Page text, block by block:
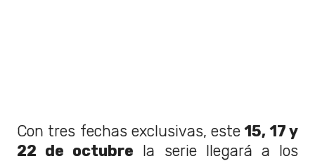
Con tres fechas exclusivas, este15, 17 y
22 de octubre la serie llegará a los